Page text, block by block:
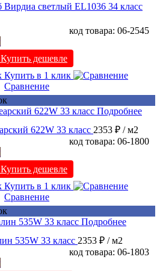
Вирдиа светлый EL1036 34 класс
код товара: 06-2545
Купить дешевле
Купить в 1 клик
Сравнение
Подробнее
622W 33 класс 2353 ₽ / м2
код товара: 06-1800
Купить дешевле
Купить в 1 клик
Сравнение
Подробнее
535W 33 класс 2353 ₽ / м2
код товара: 06-1803